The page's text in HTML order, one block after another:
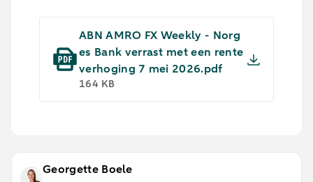
ABN AMRO FX Weekly - Norg
es Bank verrast met een rente
verhoging 7 mei 2026.pdf
164 KB
Georgette Boele